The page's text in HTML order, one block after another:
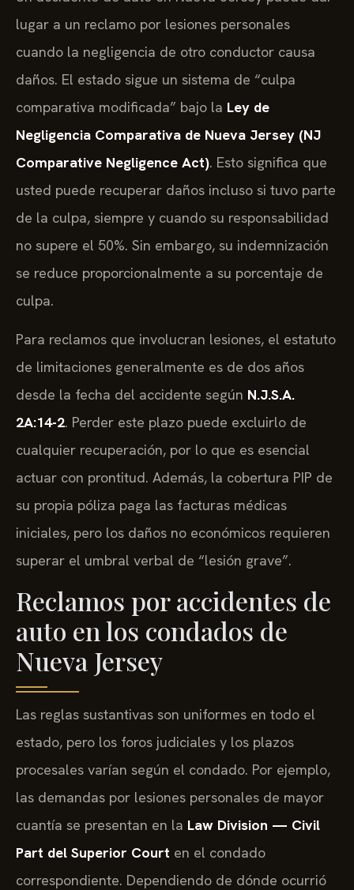
lugar a un reclamo por lesiones personales
cuando la negligencia de otro conductor causa
daños. El estado sigue un sistema de “culpa
comparativa modificada” bajo la Ley de
Negligencia Comparativa de Nueva Jersey (NJ
Comparative Negligence Act). Esto significa que
usted puede recuperar daños incluso si tuvo parte
de la culpa, siempre y cuando su responsabilidad
no supere el 50%. Sin embargo, su indemnización
se reduce proporcionalmente a su porcentaje de
culpa.
Para reclamos que involucran lesiones, el estatuto
de limitaciones generalmente es de dos años
desde la fecha del accidente según N.J.S.A.
2A:14-2. Perder este plazo puede excluirlo de
cualquier recuperación, por lo que es esencial
actuar con prontitud. Además, la cobertura PIP de
su propia póliza paga las facturas médicas
iniciales, pero los daños no económicos requieren
superar el umbral verbal de “lesión grave”.
Reclamos por accidentes de
auto en los condados de
Nueva Jersey
Las reglas sustantivas son uniformes en todo el
estado, pero los foros judiciales y los plazos
procesales varían según el condado. Por ejemplo,
las demandas por lesiones personales de mayor
cuantía se presentan en la Law Division — Civil
Part del Superior Court en el condado
correspondiente. Dependiendo de dónde ocurrió